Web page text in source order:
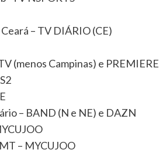
– TV DIÁRIO (CE)
(menos Campinas) e PREMIERE
– BAND (N e NE) e DAZN
– MYCUJOO